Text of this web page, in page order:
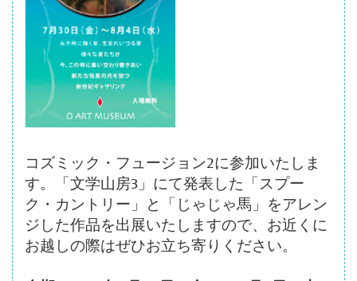
コズミック・フュージョン2に参加いたしま
す。「文学山房3」にて発表した「スプー
ク・カントリー」と「じゃじゃ馬」をアレン
ジした作品を出展いたしますので、お近くに
お越しの際はぜひお立ち寄りください。